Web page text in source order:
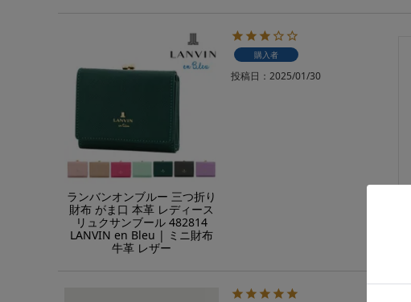
ランバンオンブルー 三つ折り
財布 がま口 本革 レディース
リュクサンブール 482814
LANVIN en Bleu | ミニ財布
牛革 レザー
購入者
投稿日 2025/01/30